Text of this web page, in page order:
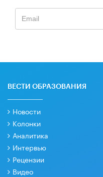
ВЕСТИ ОБРАЗОВАНИЯ
Новости
Колонки
Аналитика
Интервью
Рецензии
Видео